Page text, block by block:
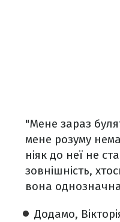
"Мене зараз
мене розуму
ніяк до неї не
зовнішність,
вона
Додамо,